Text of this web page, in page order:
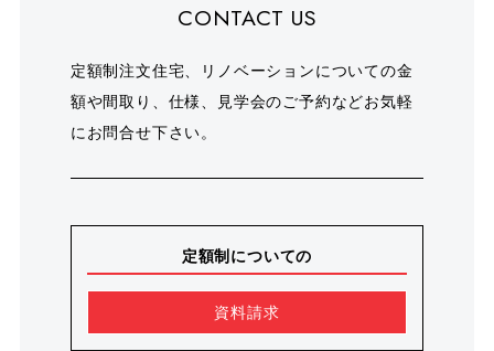
CONTACT US
定額制注文住宅、リノベーションについての金
額や間取り、仕様、見学会のご予約などお気軽
にお問合せ下さい。
定額制についての
資料請求